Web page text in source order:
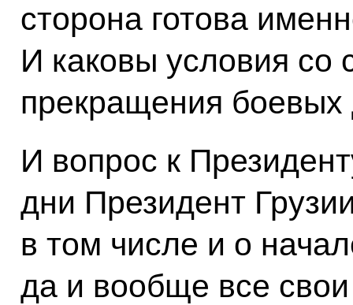
сторона готова
И каковы условия со
прекращения боевых
И вопрос к
дни Президент
в том числе и о
да и вообще все